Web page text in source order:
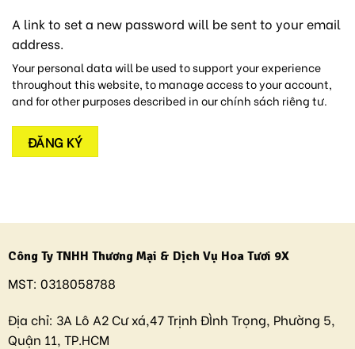
A link to set a new password will be sent to your email
address.
Your personal data will be used to support your experience
throughout this website, to manage access to your account,
and for other purposes described in ourchính sách riêng tư.
ĐĂNG KÝ
Công Ty TNHH Thương Mại & Dịch Vụ Hoa Tươi 9X
MST: 0318058788
Địa chỉ: 3A Lô A2 Cư xá,47 Trịnh ĐÌnh Trọng, Phường 5,
Quận 11, TP.HCM